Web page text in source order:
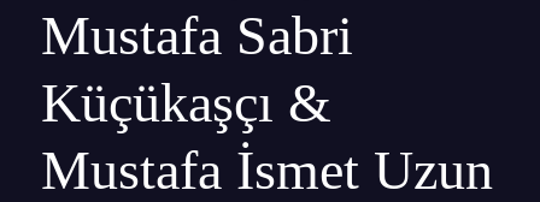
Mustafa Sabri
Küçükaşçı &
Mustafa İsmet Uzun